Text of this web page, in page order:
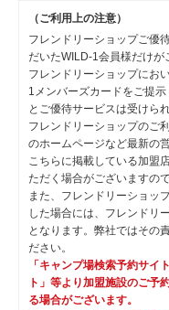
（ご利用上の注意）
フレンドリーショップご優
だいたWILD-1会員様だけが
フレンドリーショップにお
1メンバーズカードをご提
とご優待サービスは受けら
フレンドリーショップのご
のホームページなど最新の
こちらに掲載している加盟
ただく場合がございますの
また、フレンドリーショッ
した場合には、フレンドリ
となります。弊社ではその
ださい。
「キャンプ場検索予約サイ
ト」等より加盟施設のご予
る場合がございます。